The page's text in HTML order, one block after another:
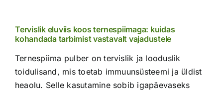
Tervislik eluviis koos ternespiimaga: kuidas
kohandada tarbimist vastavalt vajadustele
Ternespiima pulber on tervislik ja looduslik
toidulisand, mis toetab immuunsüsteemi ja üldist
heaolu. Selle kasutamine sobib igapäevaseks